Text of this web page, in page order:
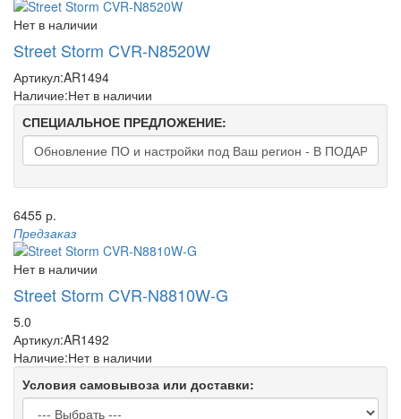
Нет в наличии
Street Storm CVR-N8520W
Артикул:AR1494
Наличие:Нет в наличии
СПЕЦИАЛЬНОЕ ПРЕДЛОЖЕНИЕ:
6455 р.
Предзаказ
Нет в наличии
Street Storm CVR-N8810W-G
5.0
Артикул:AR1492
Наличие:Нет в наличии
Условия самовывоза или доставки: